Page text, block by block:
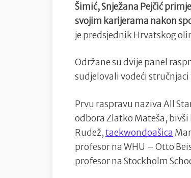
Šimić, Snježana Pejčić
svojim karijerama nakon
je predsjednik Hrvatskog
Održane su dvije panel
sudjelovali vodeći
Prvu raspravu naziva All
odbora Zlatko Mateša,
Rudež,taekwondoašica
profesor na WHU – Otto
profesor na Stockholm